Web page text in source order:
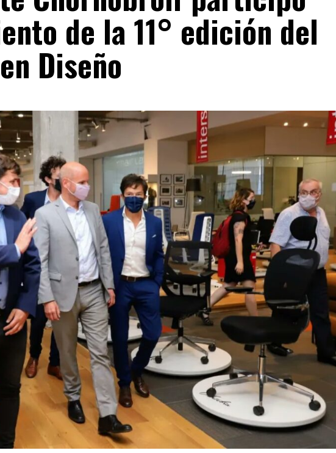
de la 11° edición del
Diseño